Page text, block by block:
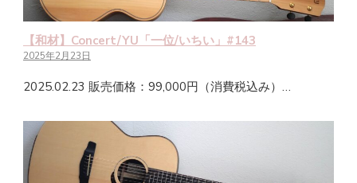
【和材】Concert/YU「一位/いちい」#143
2025年2月23日
2025.02.23 販売価格：99,000円（消費税込み）…